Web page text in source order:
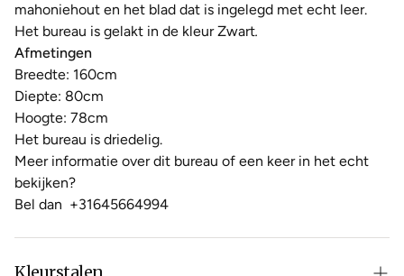
mahoniehout en het blad dat is ingelegd met echt leer.
Het bureau is gelakt in de kleur Zwart.
Afmetingen
Breedte: 160cm
Diepte: 80cm
Hoogte: 78cm
Het bureau is driedelig.
Meer informatie over dit bureau of een keer in het echt
bekijken?
Bel dan +31645664994